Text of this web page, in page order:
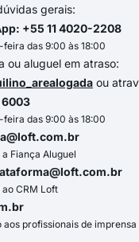
gerais:
+55 11 4020-2208
das 9:00 às 18:00
ou aluguel em atraso:
ou
6003
das 9:00 às 18:00
Fiança Aluguel
CRM Loft
profissionais de imprensa